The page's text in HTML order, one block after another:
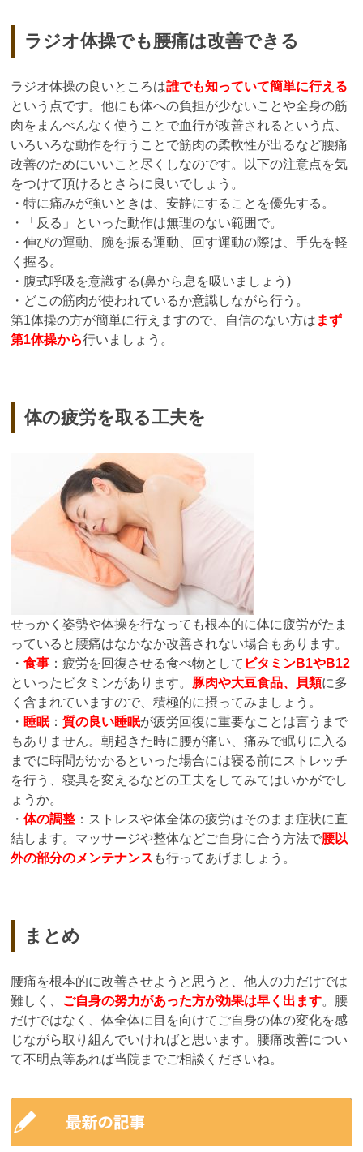
ラジオ体操でも腰痛は改善できる
ラジオ体操の良いところは誰でも知っていて簡単に行える
という点です。他にも体への負担が少ないことや全身の筋
肉をまんべんなく使うことで血行が改善されるという点、
いろいろな動作を行うことで筋肉の柔軟性が出るなど腰痛
改善のためにいいこと尽くしなのです。以下の注意点を気
をつけて頂けるとさらに良いでしょう。
・特に痛みが強いときは、安静にすることを優先する。
・「反る」といった動作は無理のない範囲で。
・伸びの運動、腕を振る運動、回す運動の際は、手先を軽
く握る。
・腹式呼吸を意識する(鼻から息を吸いましょう)
・どこの筋肉が使われているか意識しながら行う。
第1体操の方が簡単に行えますので、自信のない方は まず
第1体操から行いましょう。
体の疲労を取る工夫を
せっかく姿勢や体操を行なっても根本的に体に疲労がたま
っていると腰痛はなかなか改善されない場合もあります。
・食事 ：疲労を回復させる食べ物として ビタミンB1やB12
といったビタミンがあります。 豚肉や大豆食品、貝類に多
く含まれていますので、積極的に摂ってみましょう。
・ 睡眠：質の良い睡眠が疲労回復に重要なことは言うまで
もありません。朝起きた時に腰が痛い、痛みで眠りに入る
までに時間がかかるといった場合には寝る前にストレッチ
を行う、寝具を変えるなどの工夫をしてみてはいかがでし
ょうか。
・体の調整 ：ストレスや体全体の疲労はそのまま症状に直
結します。マッサージや整体などご自身に合う方法で腰以
外の部分のメンテナンス も行ってあげましょう。
まとめ
腰痛を根本的に改善させようと思うと、他人の力だけでは
難しく、 ご自身の努力があった方が効果は早く出ます。腰
だけではなく、体全体に目を向けてご自身の体の変化を感
じながら取り組んでいければと思います。腰痛改善につい
て不明点等あれば当院までご相談くださいね。